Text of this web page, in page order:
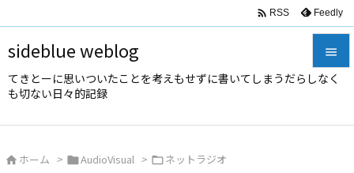
sideblue weblog
てきとーに思いついたことを考えもせずに書いてしまうだらしなく
も切ない日々的記録



 RSS Feedly
 ホーム > AudioVisual > ネットラジオ